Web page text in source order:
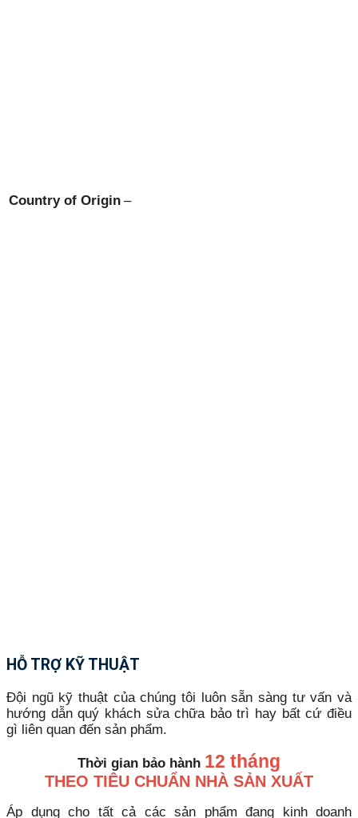
Country of Origin –
HỖ TRỢ KỸ THUẬT
Đội ngũ kỹ thuật của chúng tôi luôn sẵn sàng tư vấn và
hướng dẫn quý khách sửa chữa bảo trì hay bất cứ điều
gì liên quan đến sản phẩm.
Thời gian bảo hành 12 tháng
THEO TIÊU CHUẨN NHÀ SẢN XUẤT
Áp dụng cho tất cả các sản phẩm đang kinh doanh